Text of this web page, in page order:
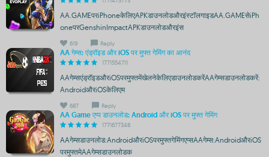
AA.GAMEपरiPhoneकेलिएAPKडाउनलोडऔरइंस्टॉलगाइडAA.GAMEसेiPh
oneपरGenshinImpactAPKडाउनलोडऔरइंस
619 Reply
AA गेम्स: एंड्रॉइड और iOS पर मुफ्त गेमिंग का आनंद
1771554711
AAगेम्सएंड्रॉइडऔरiOSपरमुफ्तमेंखेलनेकेलिएडाउनलोडकरेंAAगेम्सडाउनलोडकरें:
AndroidऔरiOSकेलिएम
687 Reply
AA Game एप्प डाउनलोड: Android और iOS पर मुफ्त गेमिंग
1771677348
AAगेम्सडाउनलोड:AndroidऔरiOSपरमुफ्तगेमिंगएप्सAAगेम्स:AndroidऔरiOS
परमुफ्तमेAAगेम्सडाउनलोडक